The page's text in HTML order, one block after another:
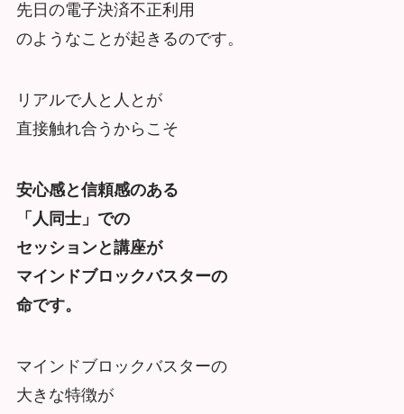
先日の電子決済不正利用
のようなことが起きるのです。
リアルで人と人とが
直接触れ合うからこそ
安心感と信頼感のある
「人同士」での
セッションと講座が
マインドブロックバスターの
命です。
マインドブロックバスターの
大きな特徴が